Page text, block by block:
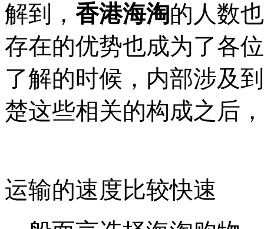
解到， 香港海淘的人数
存在的优势也成为了各
了解的时候，内部涉及
楚这些相关的构成之后
运输的速度比较快速